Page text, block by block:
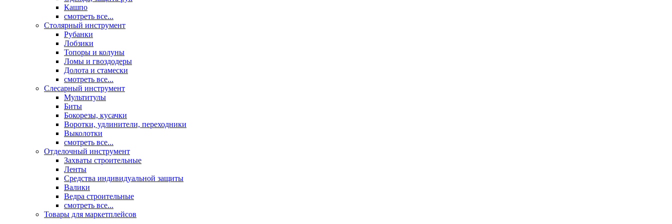
Кашпо
смотреть все...
Столярный инструмент
Рубанки
Лобзики
Топоры и колуны
Ломы и гвоздодеры
Долота и стамески
смотреть все...
Слесарный инструмент
Мультитулы
Биты
Бокорезы, кусачки
Воротки, удлинители, переходники
Выколотки
смотреть все...
Отделочный инструмент
Захваты строительные
Ленты
Средства индивидуальной защиты
Валики
Ведра строительные
смотреть все...
Товары для маркетплейсов